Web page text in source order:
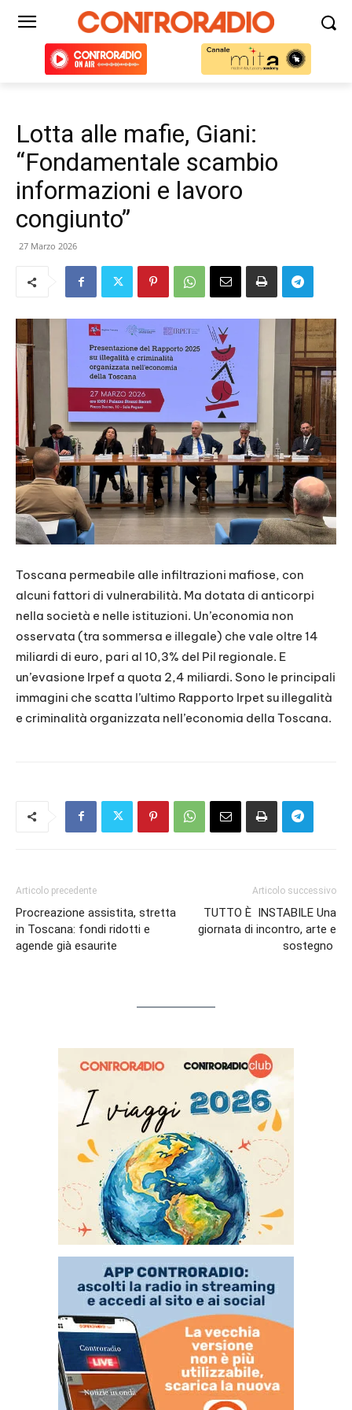
Lotta alle mafie, Giani:
“Fondamentale scambio
informazioni e lavoro
congiunto”
27 Marzo 2026
Toscana permeabile alle infiltrazioni mafiose, con
alcuni fattori di vulnerabilità. Ma dotata di anticorpi
nella società e nelle istituzioni. Un’economia non
osservata (tra sommersa e illegale) che vale oltre 14
miliardi di euro, pari al 10,3% del Pil regionale. E
un’evasione Irpef a quota 2,4 miliardi. Sono le principali
immagini che scatta l’ultimo Rapporto Irpet su illegalità
e criminalità organizzata nell’economia della Toscana.
Articolo precedente
Procreazione assistita, stretta
in Toscana: fondi ridotti e
agende già esaurite
Articolo successivo
TUTTO È INSTABILE Una
giornata di incontro, arte e
sostegno